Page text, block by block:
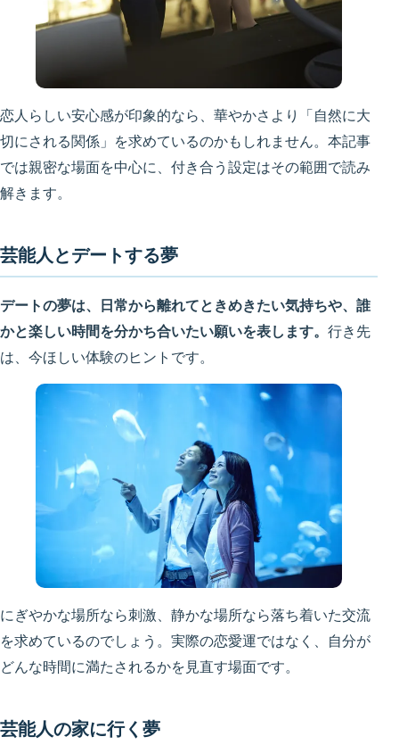
恋人らしい安心感が印象的なら、華やかさより「自然に大
切にされる関係」を求めているのかもしれません。本記事
では親密な場面を中心に、付き合う設定はその範囲で読み
解きます。
芸能人とデートする夢
デートの夢は、日常から離れてときめきたい気持ちや、誰
かと楽しい時間を分かち合いたい願いを表します。 行き先
は、今ほしい体験のヒントです。
にぎやかな場所なら刺激、静かな場所なら落ち着いた交流
を求めているのでしょう。実際の恋愛運ではなく、自分が
どんな時間に満たされるかを見直す場面です。
芸能人の家に行く夢